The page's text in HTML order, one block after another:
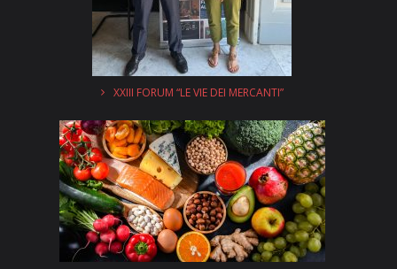
XXIII FORUM “LE VIE DEI MERCANTI”